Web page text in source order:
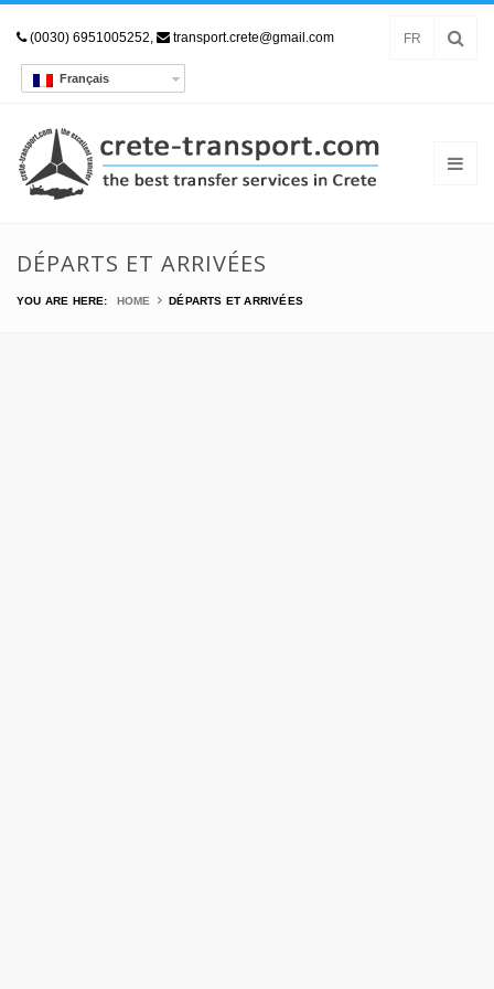
FR
(0030) 6951005252, transport.crete@gmail.com
Français
DÉPARTS ET ARRIVÉES
YOU ARE HERE: HOME DÉPARTS ET ARRIVÉES